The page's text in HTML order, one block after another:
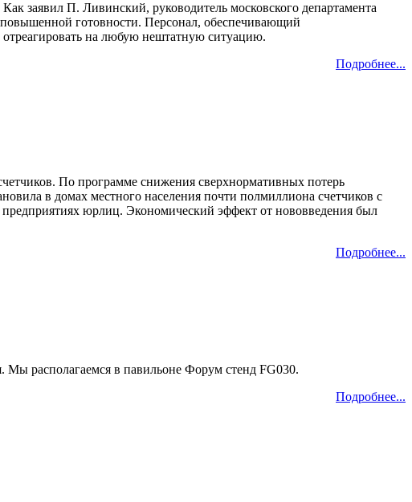
заявил П. Ливинский, руководитель московского департамента
повышенной готовности. Персонал, обеспечивающий
на любую нештатную ситуацию.
Подробнее...
По программе снижения сверхнормативных потерь
в домах местного населения почти полмиллиона счетчиков с
юрлиц. Экономический эффект от нововведения был
Подробнее...
Мы располагаемся в павильоне Форум стенд FG030.
Подробнее...